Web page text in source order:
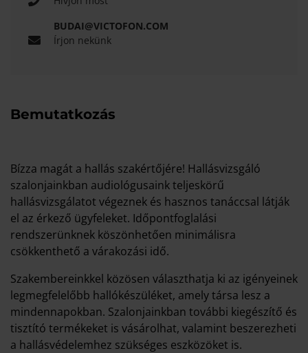
BUDAI@VICTOFON.COM
Írjon nekünk
Bemutatkozás
Bízza magát a hallás szakértőjére! Hallásvizsgáló
szalonjainkban audiológusaink teljeskörű
hallásvizsgálatot végeznek és hasznos tanáccsal látják
el az érkező ügyfeleket. Időpontfoglalási
rendszerünknek köszönhetően minimálisra
csökkenthető a várakozási idő.
Szakembereinkkel közösen választhatja ki az igényeinek
legmegfelelőbb hallókészüléket, amely társa lesz a
mindennapokban. Szalonjainkban további kiegészítő és
tisztító termékeket is vásárolhat, valamint beszerezheti
a hallásvédelemhez szükséges eszközöket is.